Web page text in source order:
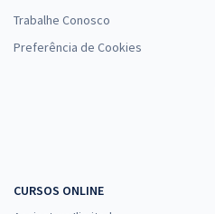
Trabalhe Conosco
Preferência de Cookies
CURSOS ONLINE